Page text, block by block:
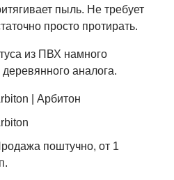
пыль. Не требует
просто протирать.
из ПВХ намного
аналога.
| Арбитон
поштучно, от 1